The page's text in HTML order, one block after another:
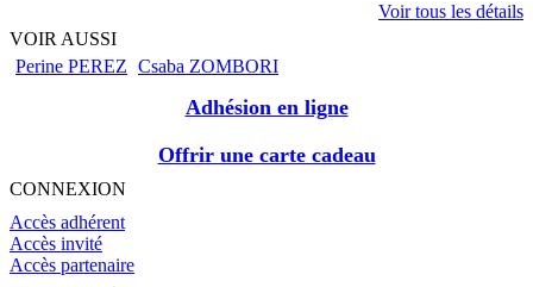
Voir tous les détails
VOIR AUSSI
Perine PEREZ Csaba ZOMBORI
Adhésion en ligne
Offrir une carte cadeau
CONNEXION
Accès adhérent
Accès invité
Accès partenaire